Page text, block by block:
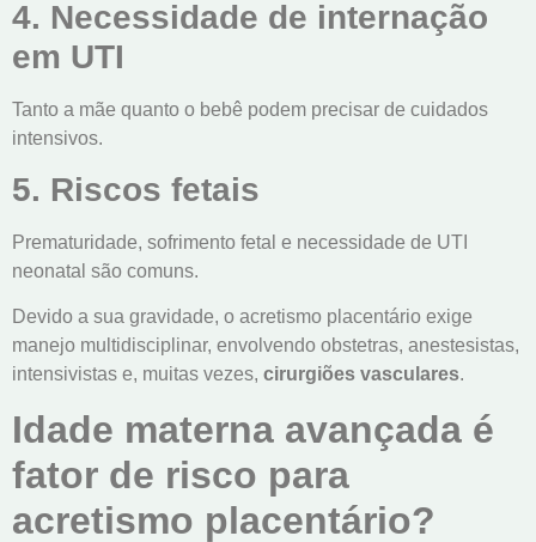
4. Necessidade de internação
em UTI
Tanto a mãe quanto o bebê podem precisar de cuidados
intensivos.
5. Riscos fetais
Prematuridade, sofrimento fetal e necessidade de UTI
neonatal são comuns.
Devido a sua gravidade, o acretismo placentário exige
manejo multidisciplinar, envolvendo obstetras, anestesistas,
intensivistas e, muitas vezes, cirurgiões vasculares.
Idade materna avançada é
fator de risco para
acretismo placentário?